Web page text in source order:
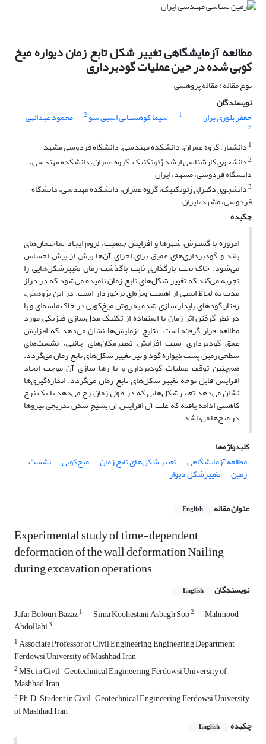
مطالعه آزمایشگاهی تغییر شکل‌ تابع زمان دیواره میخ
کوبی شده در حین عملیات گودبرداری
نوع مقاله : مقاله پژوهشی
نویسندگان
جعفر بلوری بزاز
1 سیما کوهستانی اسبق سو2 محمود عبدالهی
3
1 دانشیار، گروه عمران، دانشکده مهندسی، دانشگاه فردوسی مشهد
2دانشجوی کارشناسی ارشد ژئوتکنیک، گروه عمران، دانشکده مهندسی،
دانشگاه فردوسی، مشهد، ایران
3دانشجوی دکترای ژئوتکنیک، گروه عمران، دانشکده مهندسی، دانشگاه
فردوسی، مشهد، ایران
چکیده
امروزه با گسترش شهرها و افزایش جمعیت، لزوم ایجاد ساختمان‌های
بلند و گودبرداری‌های عمیق برای اجرای آن‌ها بیش از پیش احساس
می‌شود. خاک تحت بارگذاری ثابت باگذشت زمان تغییرشکل‌هایی را
تجربه می‌کند که تغییر شکل‌های تابع زمان نامیده می‌شود که در دراز
مدت به لحاظ ایمنی از اهمیت ویژ‌ه‌ای برخوردار است. در این پژوهش،
رفتار گودهای پایدار سازی شده به روش میخ‌کوبی در خاک ماسه‌ای و با
در نظر گرفتن اثر زمان با استفاده از تکنیک مدل‌سازی فیزیکی مورد
مطالعه قرار گرفته است. نتایج آزمایش‌ها نشان می‌دهد که افزایش
عمق گودبرداری سبب افزایش تغییرمکان‌های جانبی، نشست‌های
سطحی زمین پشت دیواره گود و نیز تغییر شکل‌های تابع زمان می‌گردد.
هم‌چنین توقف عملیات گودبرداری و یا رها سازی آن موجب ایجاد
افزایش قابل توجه تغییر شکل‌های تابع زمان می‌گردد. اندازه‌گیری‌ها
نشان می‌دهد تغییرشکل‌هایی که در طول زمان رخ می‌دهد با یک نرخ
کاهشی ادامه یافته که علت آن افزایش آن بسیج شدن تدریجی نیروها
در میخ‌ها می‌باشد.
کلیدواژه‌ها
مطالعه آزمایشگاهی
تغییر شکل‌های تابع زمان میخ‌کوبی نشست
زمین تغییرشکل دیوار
عنوان مقاله English
Experimental study of time-dependent
deformation of the wall deformation Nailing
during excavation operations
نویسندگان English
Jafar Bolouri Bazaz1 Sima Koohestani Asbagh Soo2 Mahmood
Abdollahi3
1Associate Professor of Civil Engineering, Engineering Department,
Ferdowsi University of Mashhad, Iran
2MSc in Civil-Geotechnical Engineering, Ferdowsi University of
Mashhad, Iran
3Ph.D. Student in Civil-Geotechnical Engineering, Ferdowsi University
of Mashhad, Iran
چکیده
English